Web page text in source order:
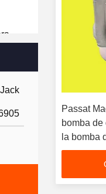
Passat
bomba
la bomba
de